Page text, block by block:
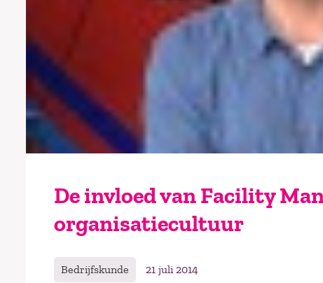
De invloed van Facility
organisatiecultuur
Bedrijfskunde 21 juli 2014